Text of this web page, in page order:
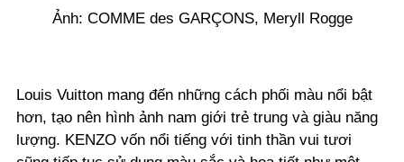
Ảnh: COMME des GARÇONS, Meryll Rogge
Louis Vuitton mang đến những cách phối màu nổi bật
hơn, tạo nên hình ảnh nam giới trẻ trung và giàu năng
lượng. KENZO vốn nổi tiếng với tinh thần vui tươi